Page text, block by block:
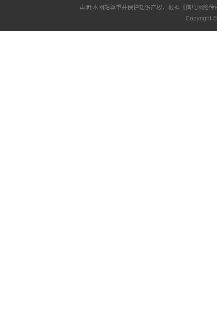
声明:本网站尊重并保护知识产权，根据《信息网络
Copyright